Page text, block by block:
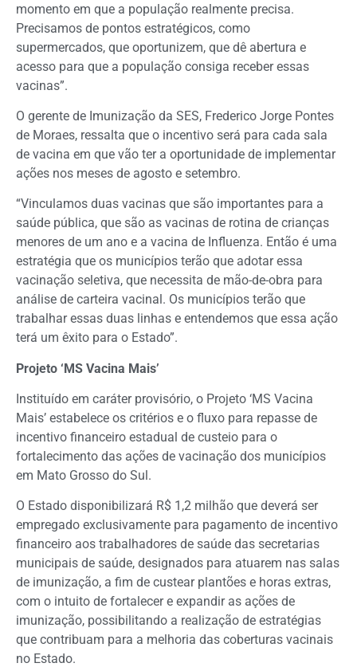
momento em que a população realmente precisa.
Precisamos de pontos estratégicos, como
supermercados, que oportunizem, que dê abertura e
acesso para que a população consiga receber essas
vacinas”.
O gerente de Imunização da SES, Frederico Jorge Pontes
de Moraes, ressalta que o incentivo será para cada sala
de vacina em que vão ter a oportunidade de implementar
ações nos meses de agosto e setembro.
“Vinculamos duas vacinas que são importantes para a
saúde pública, que são as vacinas de rotina de crianças
menores de um ano e a vacina de Influenza. Então é uma
estratégia que os municípios terão que adotar essa
vacinação seletiva, que necessita de mão-de-obra para
análise de carteira vacinal. Os municípios terão que
trabalhar essas duas linhas e entendemos que essa ação
terá um êxito para o Estado”.
Projeto ‘MS Vacina Mais’
Instituído em caráter provisório, o Projeto ‘MS Vacina
Mais’ estabelece os critérios e o fluxo para repasse de
incentivo financeiro estadual de custeio para o
fortalecimento das ações de vacinação dos municípios
em Mato Grosso do Sul.
O Estado disponibilizará R$ 1,2 milhão que deverá ser
empregado exclusivamente para pagamento de incentivo
financeiro aos trabalhadores de saúde das secretarias
municipais de saúde, designados para atuarem nas salas
de imunização, a fim de custear plantões e horas extras,
com o intuito de fortalecer e expandir as ações de
imunização, possibilitando a realização de estratégias
que contribuam para a melhoria das coberturas vacinais
no Estado.